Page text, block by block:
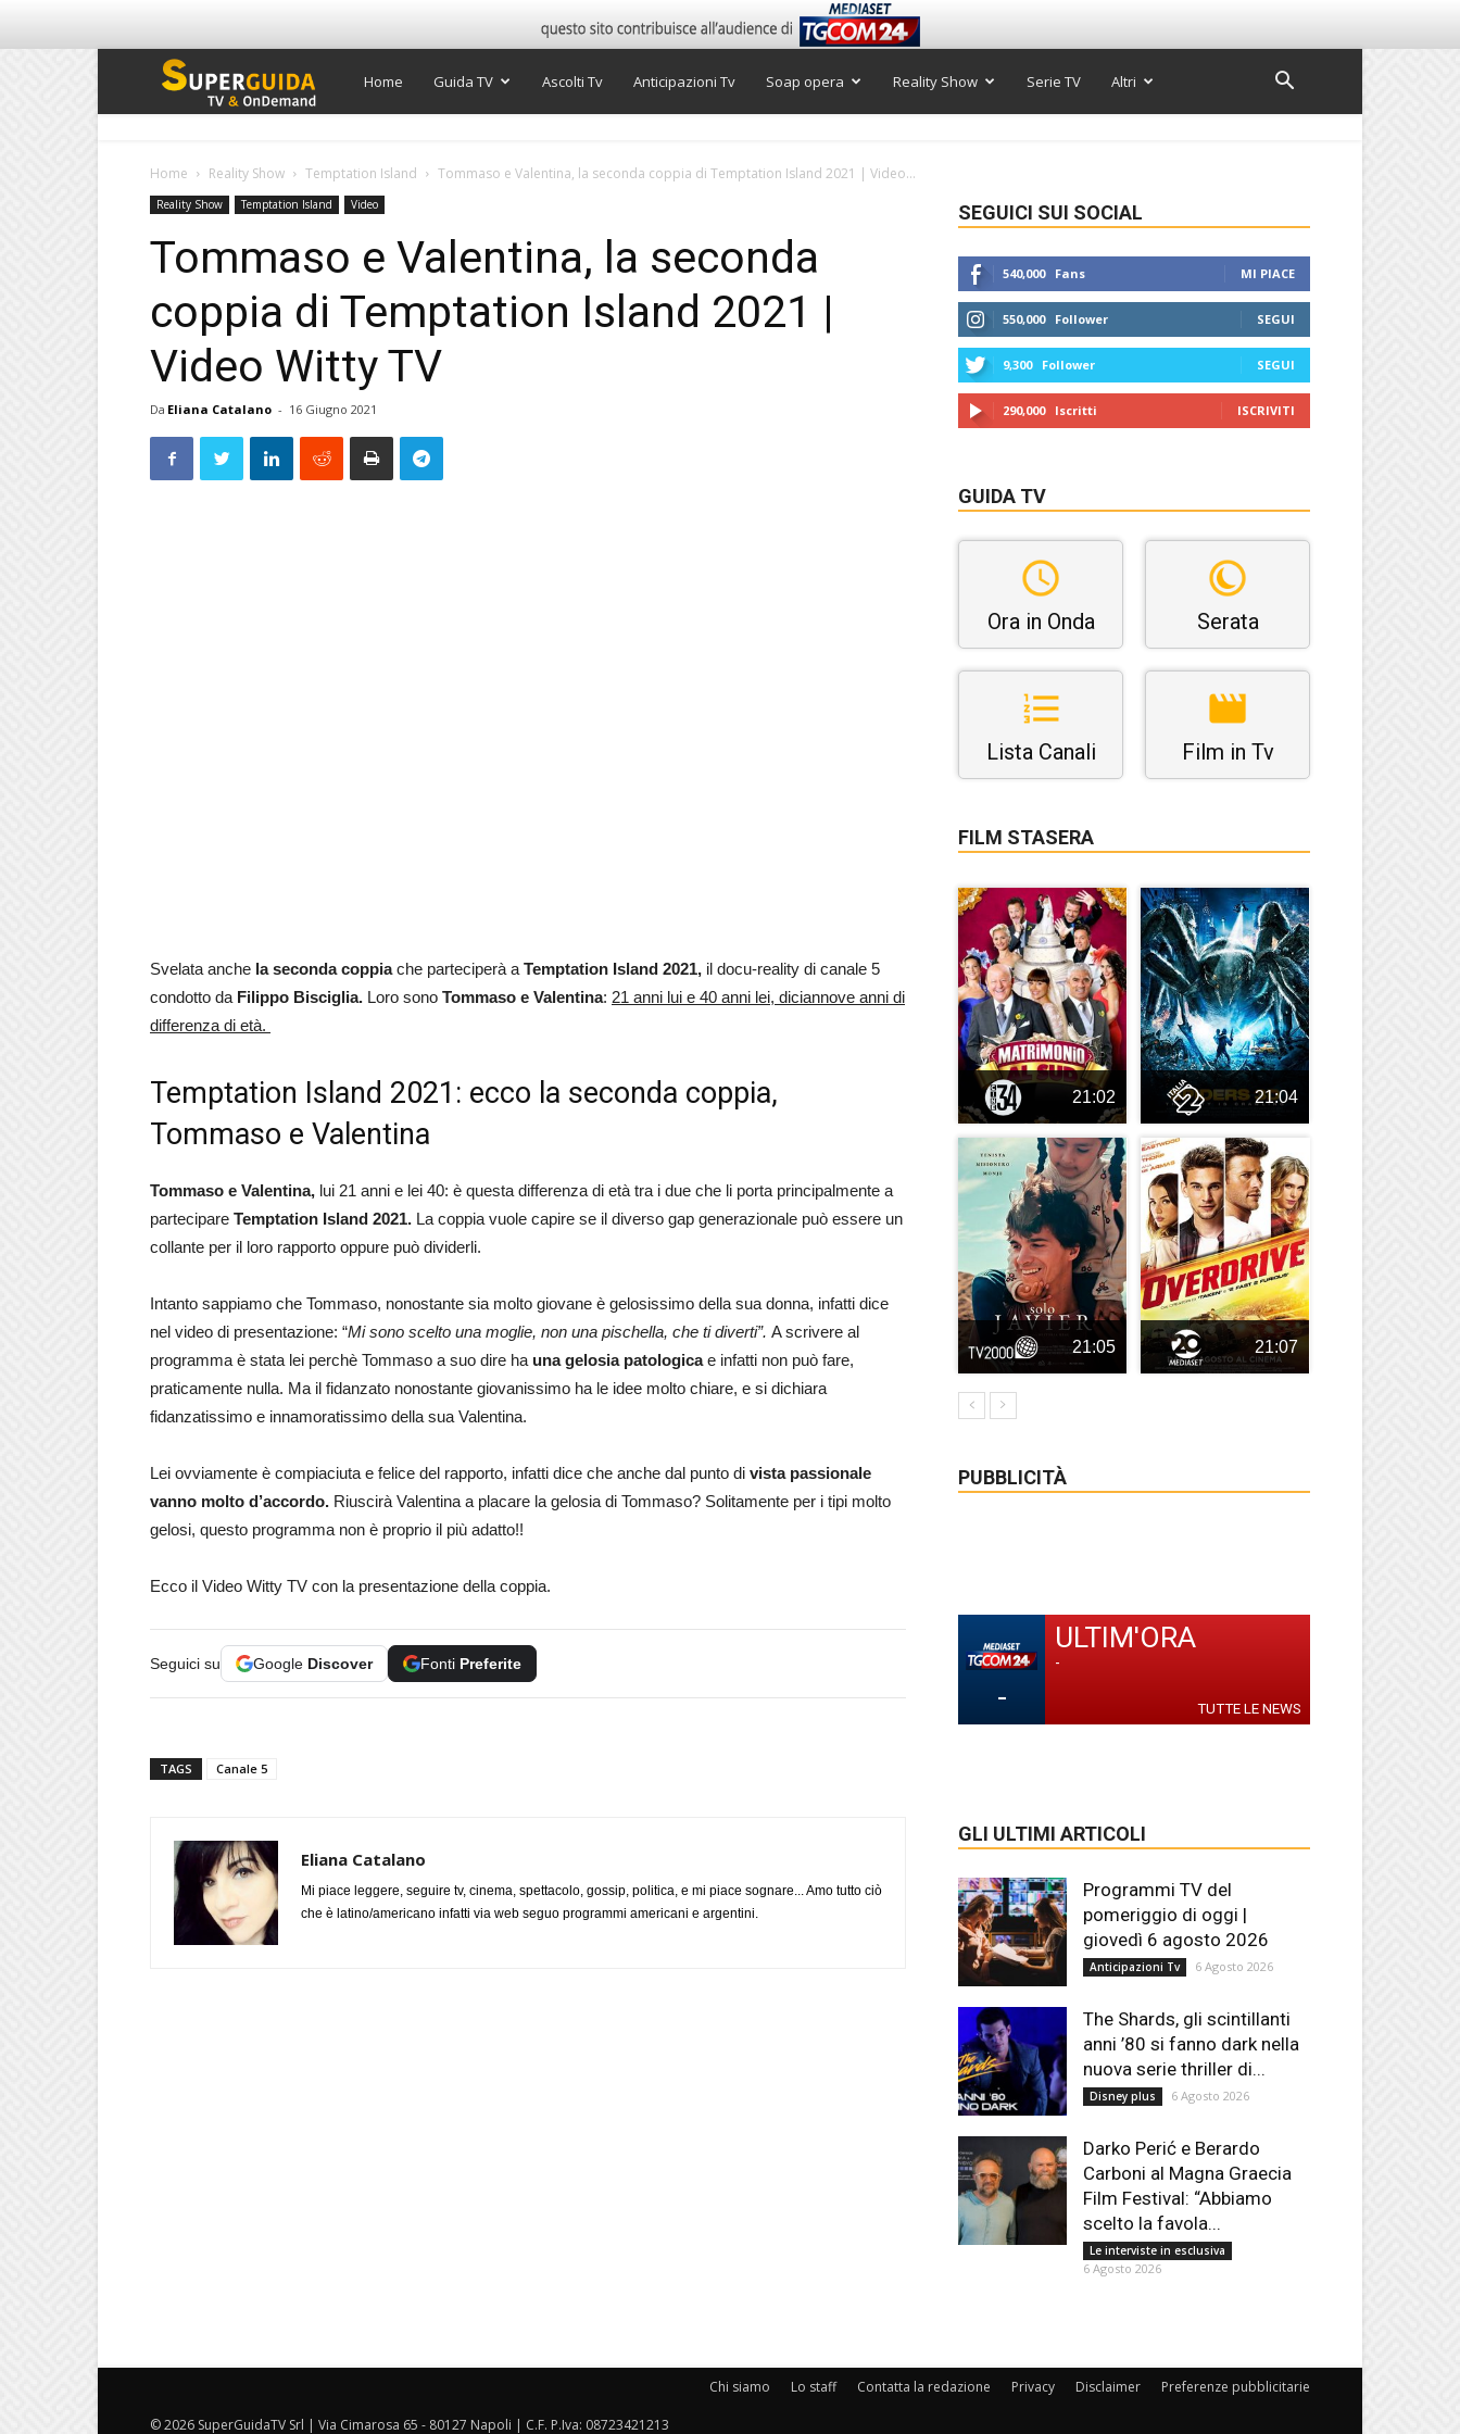
Super
TV
Home Guida TV Ascolti Tv Anticipazioni Tv Soap opera Reality Show Serie TV Altri
Home Reality Show Temptation Island Tommaso e Valentina, la seconda coppia di Temptation Island 2021 | Video...
Reality Show Temptation Island Video
Tommaso e Valentina, la seconda
coppia di Temptation Island 2021 |
Video Witty TV
Da Eliana Catalano - 16 Giugno 2021
Svelata anche la seconda coppiache parteciperà a Temptation Island 2021, il docu-reality di canale 5
condotto da Filippo Bisciglia. Loro sono Tommaso e Valentina: 21 anni lui e 40 anni lei, diciannove anni di
differenza di età.
Temptation Island 2021: ecco la seconda coppia,
Tommaso e Valentina
Tommaso e Valentina, lui 21 anni e lei 40: è questa differenza di età tra i due che li porta principalmente a
partecipare Temptation Island 2021. La coppia vuole capire se il diverso gap generazionale può essere un
collante per il loro rapporto oppure può dividerli.
Intanto sappiamo che Tommaso, nonostante sia molto giovane è gelosissimo della sua donna, infatti dice
nel video di presentazione: “Mi sono scelto una moglie, non una pischella, che ti diverti”. A scrivere al
programma è stata lei perchè Tommaso a suo dire ha una gelosia patologicae infatti non può fare,
praticamente nulla. Ma il fidanzato nonostante giovanissimo ha le idee molto chiare, e si dichiara
fidanzatissimo e innamoratissimo della sua Valentina.
Lei ovviamente è compiaciuta e felice del rapporto, infatti dice che anche dal punto di vista passionale
vanno molto d’accordo. Riuscirà Valentina a placare la gelosia di Tommaso? Solitamente per i tipi molto
gelosi, questo programma non è proprio il più adatto!!
Ecco il Video Witty TV con la presentazione della coppia.
Seguici su Google Discover Fonti Preferite
TAGS Canale 5
Eliana Catalano
Mi piace leggere, seguire tv, cinema, spettacolo, gossip, politica, e mi piace sognare... Amo tutto ciò
che è latino/americano infatti via web seguo programmi americani e argentini.
SEGUICI SUI SOCIAL
540,000 Fans MI PIACE
550,000 Follower SEGUI
9,300 Follower SEGUI
290,000 Iscritti ISCRIVITI
GUIDA TV
Ora in Onda Serata
Lista Canali Film in Tv
FILM STASERA
21:02 21:04
21:05 21:07
PUBBLICITÀ
-
ULTIM'ORA
-
TUTTE LE NEWS
GLI ULTIMI ARTICOLI
Programmi TV del
pomeriggio di oggi |
giovedì 6 agosto 2026
Anticipazioni Tv 6 Agosto 2026
The Shards, gli scintillanti
anni ’80 si fanno dark nella
nuova serie thriller di...
Disney plus 6 Agosto 2026
Darko Perić e Berardo
Carboni al Magna Graecia
Film Festival: “Abbiamo
scelto la favola...
Le interviste in esclusiva
6 Agosto 2026
Chi siamo Lo staff Contatta la redazione Privacy Disclaimer Preferenze pubblicitarie
© 2026 SuperGuidaTV Srl | Via Cimarosa 65 - 80127 Napoli | C.F. P.Iva: 08723421213